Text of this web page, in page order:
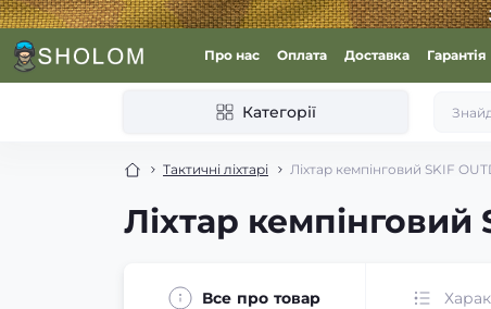
Про нас Оплата Доставка Гарантія
Категорії
Тактичні ліхтарі Ліхтар кемпінговий SKIF
Ліхтар
Все про товар